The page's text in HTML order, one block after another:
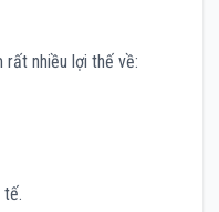
rất nhiều lợi thế về:
tế.